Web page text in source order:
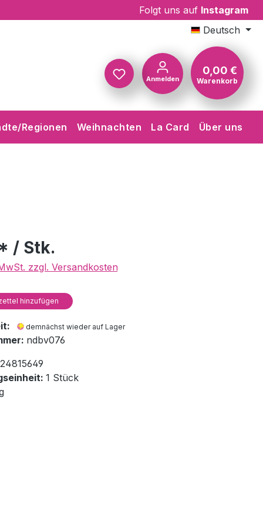
Folgt uns auf Instagram
Deutsch
Anmelden
0,00 €
Warenkorb
Regionen Weihnachten La Card Über uns
/ Stk.
zzgl. Versandkosten
hinzufügen
demnächst wieder auf Lager
ndbv076
1 Stück